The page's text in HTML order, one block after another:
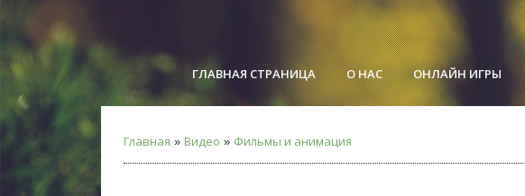
ГЛАВНАЯ СТРАНИЦА О НАС ОНЛАЙН ИГРЫ
Главная » Видео » Фильмы и анимация